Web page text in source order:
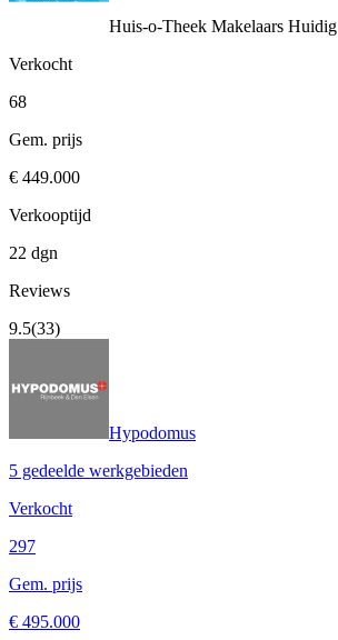
Huis-o-Theek Makelaars Huidig
Verkocht
68
Gem. prijs
€ 449.000
Verkooptijd
22 dgn
Reviews
9.5(33)
Hypodomus
5 gedeelde werkgebieden
Verkocht
297
Gem. prijs
€ 495.000